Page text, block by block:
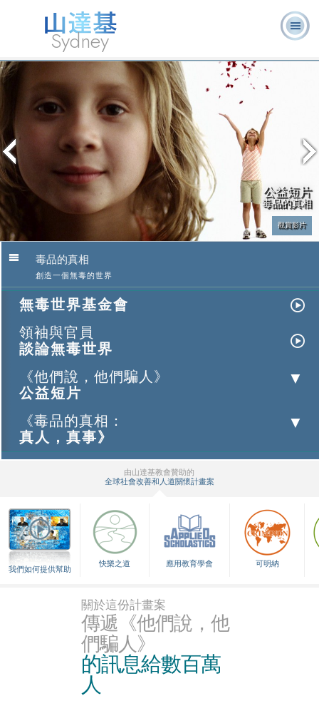
Sydney
關於我
什麼是山達
基？
志願牧
常見的問
題
公益短片
毒品的真相
觀賞影片
毒品的真相
創造一個無毒的世界
無毒世界基金會
領袖與官員
談論無毒世界
《他們說，他們騙人》
公益短片
《毒品的真相：
真人，真事》
由山達基教會贊助的
全球社會改善和人道關懷計畫案
我們如何提供幫助
快樂之道 應用教育學會 可明納
關於這份計畫案
傳遞《他們說，他
們騙人》
的訊息給數百萬
人